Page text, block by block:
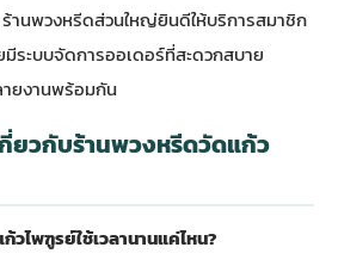
านพวงหรีดส่วนใหญ่ยินดีให้บริการสมาชิก
ระบบจัดการออเดอร์ที่สะดวกสบาย
ยงานพร้อมกัน
ยวกับร้านพวงหรีดวัดแก้ว
ไพฑูรย์ใช้เวลานานแค่ไหน?